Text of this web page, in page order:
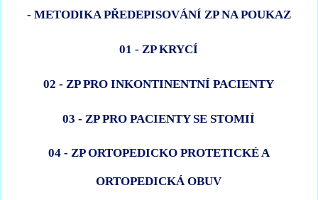
- METODIKA PŘEDEPISOVÁNÍ ZP NA POUKAZ
01 - ZP KRYCÍ
02 - ZP PRO INKONTINENTNÍ PACIENTY
03 - ZP PRO PACIENTY SE STOMIÍ
04 - ZP ORTOPEDICKO PROTETICKÉ A
ORTOPEDICKÁ OBUV